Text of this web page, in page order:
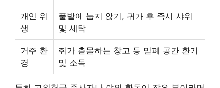
개인 위
생
풀밭에 눕지 않기, 귀가 후 즉시 샤워
및 세탁
거주 환
경
쥐가 출몰하는 창고 등 밀폐 공간 환기
및 소독